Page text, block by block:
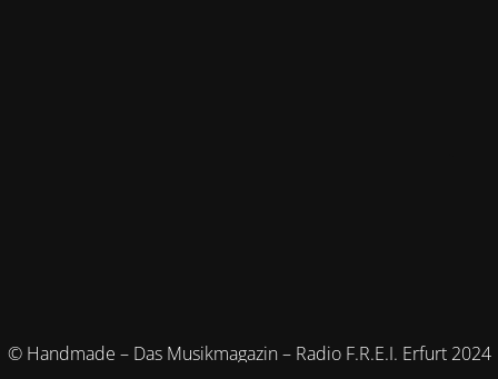
© Handmade – Das Musikmagazin – Radio F.R.E.I. Erfurt 2024